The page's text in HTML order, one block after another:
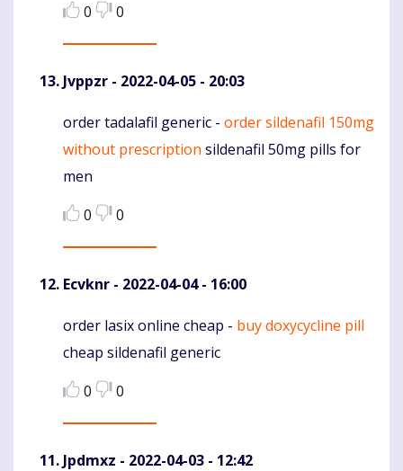
0
0
Jvppzr - 2022-04-05 - 20:03
Komentaras
order tadalafil generic - order sildenafil 150mg
without prescription sildenafil 50mg pills for
men
0
0
Ecvknr - 2022-04-04 - 16:00
Komentaras
order lasix online cheap - buy doxycycline pill
cheap sildenafil generic
0
0
Jpdmxz - 2022-04-03 - 12:42